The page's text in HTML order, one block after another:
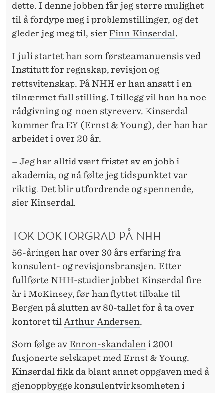
dette. I denne jobben får jeg større mulighet
til å fordype meg i problemstillinger, og det
gleder jeg meg til, sier Finn Kinserdal.
I juli startet han som førsteamanuensis ved
Institutt for regnskap, revisjon og
rettsvitenskap. På NHH er han ansatt i en
tilnærmet full stilling. I tillegg vil han ha noe
rådgivning og noen styreverv. Kinserdal
kommer fra EY (Ernst & Young), der han har
arbeidet i over 20 år.
– Jeg har alltid vært fristet av en jobb i
akademia, og nå følte jeg tidspunktet var
riktig. Det blir utfordrende og spennende,
sier Kinserdal.
TOK DOKTORGRAD PÅ NHH
56-åringen har over 30 års erfaring fra
konsulent- og revisjonsbransjen. Etter
fullførte NHH-studier jobbet Kinserdal fire
år i McKinsey, før han flyttet tilbake til
Bergen på slutten av 80-tallet for å ta over
kontoret til Arthur Andersen.
Som følge avEnron-skandalen i 2001
fusjonerte selskapet med Ernst & Young.
Kinserdal fikk da blant annet oppgaven med å
gjenoppbygge konsulentvirksomheten i